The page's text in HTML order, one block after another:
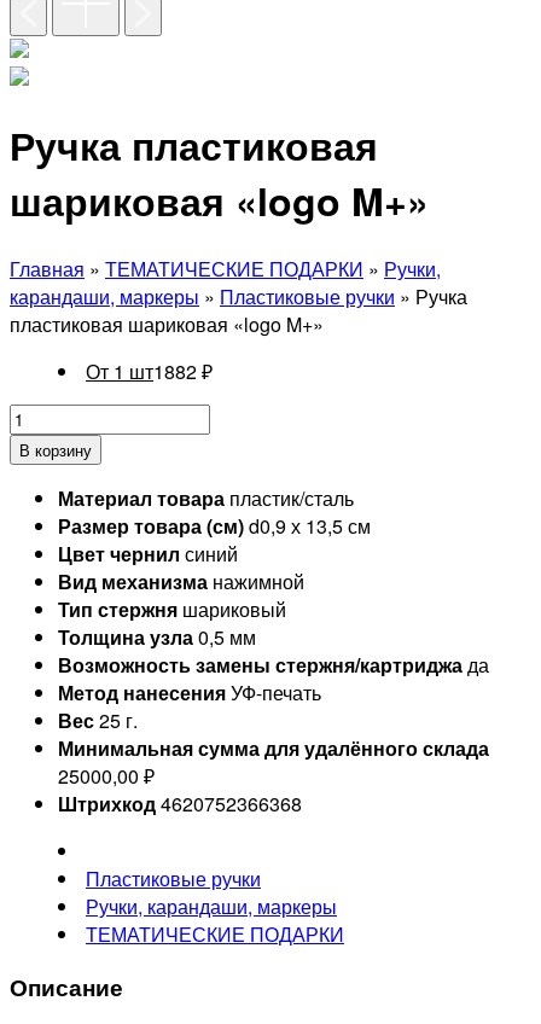
Ручка пластиковая
шариковая «logo M+»
Главная » ТЕМАТИЧЕСКИЕ ПОДАРКИ » Ручки,
карандаши, маркеры » Пластиковые ручки » Ручка
пластиковая шариковая «logo M+»
От 1 шт1882₽
В корзину
Материал товара пластик/сталь
Размер товара (см)d0,9 х 13,5 см
Цвет чернил синий
Вид механизма нажимной
Тип стержня шариковый
Толщина узла0,5 мм
Возможность замены стержня/картриджада
Метод нанесенияУФ-печать
Вес25 г.
Минимальная сумма для удалённого склада
25000,00 ₽
Штрихкод4620752366368
Пластиковые ручки
Ручки, карандаши, маркеры
ТЕМАТИЧЕСКИЕ ПОДАРКИ
Описание